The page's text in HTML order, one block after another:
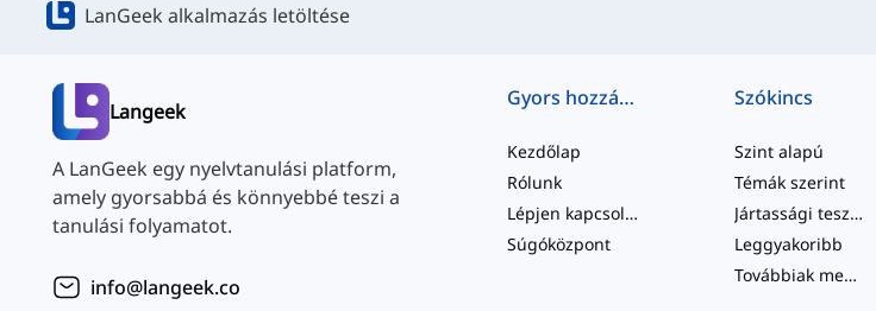
LanGeek alkalmazás letöltése
Langeek
A LanGeek egy nyelvtanulási platform,
amely gyorsabbá és könnyebbé teszi a
tanulási folyamatot.
info@langeek.co
Gyors hozzáférés
Kezdőlap
Rólunk
Lépjen kapcsolatba velünk
Súgóközpont
Szókincs
Szint alapú
Témák szerint
Jártassági tesztek
Leggyakoribb
Továbbiak megtekintése